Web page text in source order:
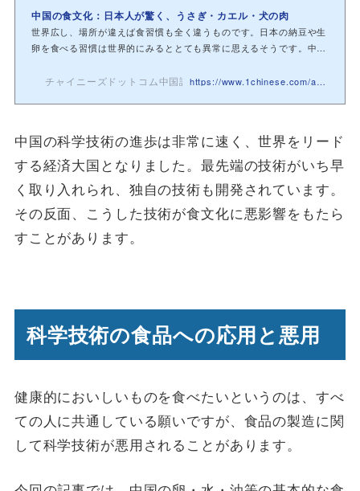
中国の食文化：日本人が驚く、うさぎ・カエル・犬の肉
世界広し、場所が違えば食習慣も全く違うものです。日本の納豆や生
卵を食べる習慣は世界的にみるととても異常に思えるそうです。中国
チャイニーズドットコム中国語教室 https://www.1chinese.com/ala/6671/
中国の科学技術の進歩は非常に速く、世界をリード
する経済大国となりました。最先端の技術がいち早
く取り入れられ、独自の技術も開発されています。
その反面、こうした技術が食文化に悪影響をもたら
すことがあります。
科学技術の食品への応用と悪用
健康的においしいものを食べたいというのは、すべ
ての人に共通している願いですが、食品の製造に関
して科学技術が悪用されることがあります。